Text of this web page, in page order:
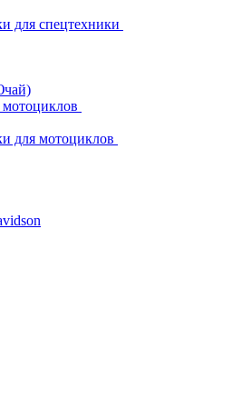
для спецтехники
для мотоциклов